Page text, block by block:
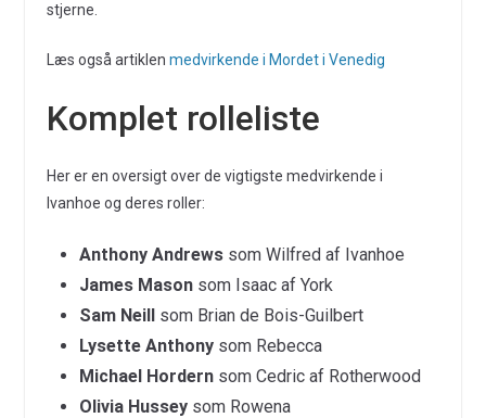
stjerne.
Læs også artiklen medvirkende i Mordet i Venedig
Komplet rolleliste
Her er en oversigt over de vigtigste medvirkende i
Ivanhoe og deres roller:
Anthony Andrewssom Wilfred af Ivanhoe
James Masonsom Isaac af York
Sam Neillsom Brian de Bois-Guilbert
Lysette Anthonysom Rebecca
Michael Hordernsom Cedric af Rotherwood
Olivia Husseysom Rowena